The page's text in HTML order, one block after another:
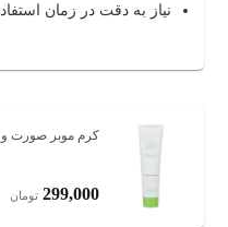
نیاز به دقت در زمان
کرم موبر صورت و بدن
299,000 تومان